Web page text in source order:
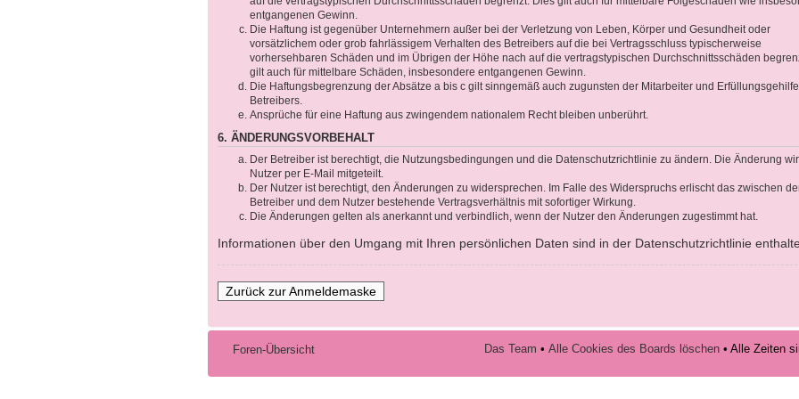
entgangenen Gewinn.
Die Haftung ist gegenüber Unternehmern außer bei der Verletzung von Leben, Körper und Gesundheit oder
vorsätzlichem oder grob fahrlässigem Verhalten des Betreibers auf die bei Vertragsschluss typischerweise
vorhersehbaren Schäden und im Übrigen der Höhe nach auf die vertragstypischen Durchschnittsschäden
gilt auch für mittelbare Schäden, insbesondere entgangenen Gewinn.
Die Haftungsbegrenzung der Absätze a bis c gilt sinngemäß auch zugunsten der Mitarbeiter und
Betreibers.
Ansprüche für eine Haftung aus zwingendem nationalem Recht bleiben unberührt.
6. ÄNDERUNGSVORBEHALT
Der Betreiber ist berechtigt, die Nutzungsbedingungen und die Datenschutzrichtlinie zu ändern. Die Änderung
Nutzer per E-Mail mitgeteilt.
Der Nutzer ist berechtigt, den Änderungen zu widersprechen. Im Falle des Widerspruchs erlischt das zwischen
Betreiber und dem Nutzer bestehende Vertragsverhältnis mit sofortiger Wirkung.
Die Änderungen gelten als anerkannt und verbindlich, wenn der Nutzer den Änderungen zugestimmt hat.
Informationen über den Umgang mit Ihren persönlichen Daten sind in der Datenschutzrichtlinie
Zurück zur Anmeldemaske
Foren-Übersicht Das Team • Alle Cookies des Boards löschen• Alle Zeiten